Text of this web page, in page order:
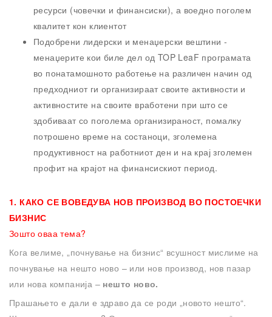
ресурси (човечки и финансиски), а воедно поголем
квалитет кон клиентот
Подобрени лидерски и менаџерски вештини -
менаџерите кои биле дел од TOP LeaF програмата
во понатамошното работење на различен начин од
предходниот ги организираат своите активности и
активностите на своите вработени при што се
здобиваат со поголема организираност, помалку
потрошено време на состаноци, зголемена
продуктивност на работниот ден и на крај зголемен
профит на крајот на финансискиот период.
1. КАКО СЕ ВОВЕДУВА НОВ ПРОИЗВОД ВО ПОСТОЕЧКИ
БИЗНИС
Зошто оваа тема?
Кога велиме, „почнување на бизнис“ всушност мислиме на
почнување на нешто ново – или нов производ, нов пазар
или нова компанија – нешто ново.
Прашањето е дали е здраво да се роди „новото нешто“.